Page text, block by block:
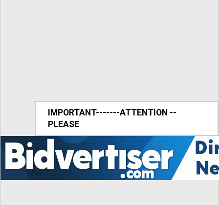
IMPORTANT-------ATTENTION --
PLEASE